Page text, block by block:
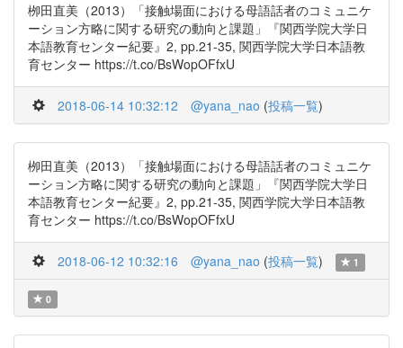
栁田直美（2013）「接触場面における母語話者のコミュニケ
ーション方略に関する研究の動向と課題」『関西学院大学日
本語教育センター紀要』2, pp.21-35, 関西学院大学日本語教
育センター https://t.co/BsWopOFfxU
2018-06-14 10:32:12 @yana_nao (投稿一覧)
栁田直美（2013）「接触場面における母語話者のコミュニケ
ーション方略に関する研究の動向と課題」『関西学院大学日
本語教育センター紀要』2, pp.21-35, 関西学院大学日本語教
育センター https://t.co/BsWopOFfxU
2018-06-12 10:32:16 @yana_nao (投稿一覧) 1
0